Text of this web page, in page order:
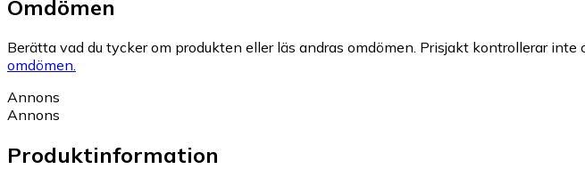
Omdömen
Berätta vad du tycker om produkten eller läs andras omdömen. Prisjakt kontrollerar
omdömen.
Annons
Annons
Produktinformation